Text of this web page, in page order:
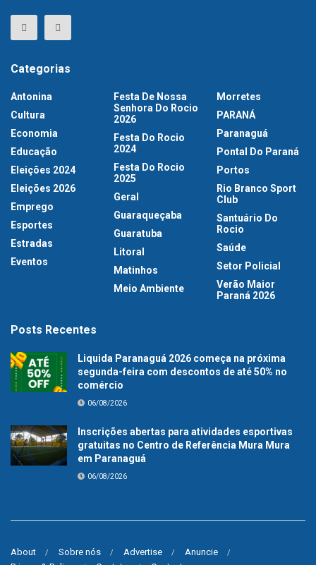
Categorias
Antonina
Cultura
Economia
Educação
Eleições 2024
Eleições 2026
Emprego
Esportes
Estradas
Eventos
Festa De Nossa
Senhora Do Rocio
2026
Festa Do Rocio
2024
Festa Do Rocio
2025
Geral
Guaraqueçaba
Guaratuba
Litoral
Matinhos
Meio Ambiente
Morretes
PARANÁ
Paranaguá
Pontal Do Paraná
Portos
Rio Branco Sport
Club
Santuário Do
Rocio
Saúde
Setor Policial
Verão Maior
Paraná 2026
Posts Recentes
Liquida Paranaguá 2026 começa na próxima
segunda-feira com descontos de até 50% no
comércio
06/08/2026
Inscrições abertas para atividades esportivas
gratuitas no Centro de Referência Mura Mura
em Paranaguá
06/08/2026
About Sobre nós Advertise
Anuncie